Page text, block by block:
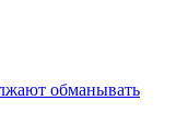
обманывать